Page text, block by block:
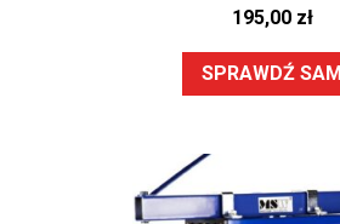
195,00 zł
SPRAWDŹ SAM